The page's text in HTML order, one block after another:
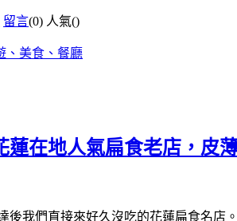
留言(0) 人氣()
、美食、餐廳
蓮在地人氣扁食老店，皮
後我們直接來好久沒吃的花蓮扁食名店